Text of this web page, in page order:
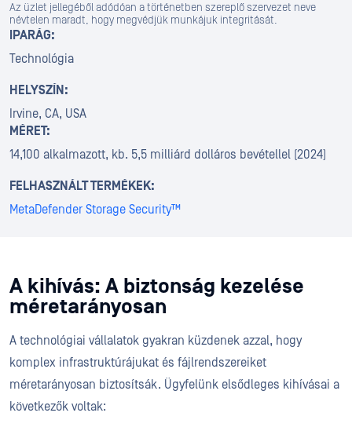
Az üzlet jellegéből adódóan a történetben szereplő szervezet neve
névtelen maradt, hogy megvédjük munkájuk integritását.
IPARÁG:
Technológia
HELYSZÍN:
Irvine, CA, USA
MÉRET:
14,100 alkalmazott, kb. 5,5 milliárd dolláros bevétellel (2024)
FELHASZNÁLT TERMÉKEK:
MetaDefender Storage Security™
A kihívás: A biztonság kezelése
méretarányosan
A technológiai vállalatok gyakran küzdenek azzal, hogy
komplex infrastruktúrájukat és fájlrendszereiket
méretarányosan biztosítsák. Ügyfelünk elsődleges kihívásai a
következők voltak: